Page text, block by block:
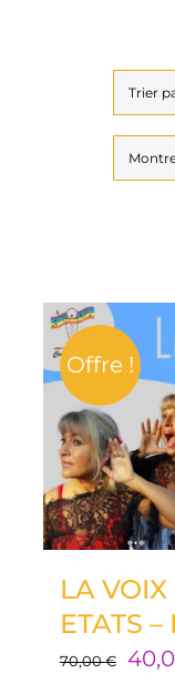
Trier
Offre !
LA VOIX
ETATS
70,00€
Le